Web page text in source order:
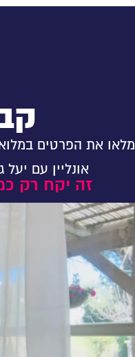
מלאו את הפרטים
אונליין עם
זה יקח רק